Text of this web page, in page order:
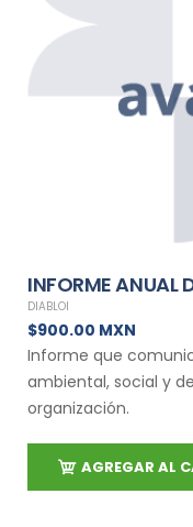
DIABLOI
$900.00 MXN
Informe que
ambiental, social y
organización.
AGREGAR AL